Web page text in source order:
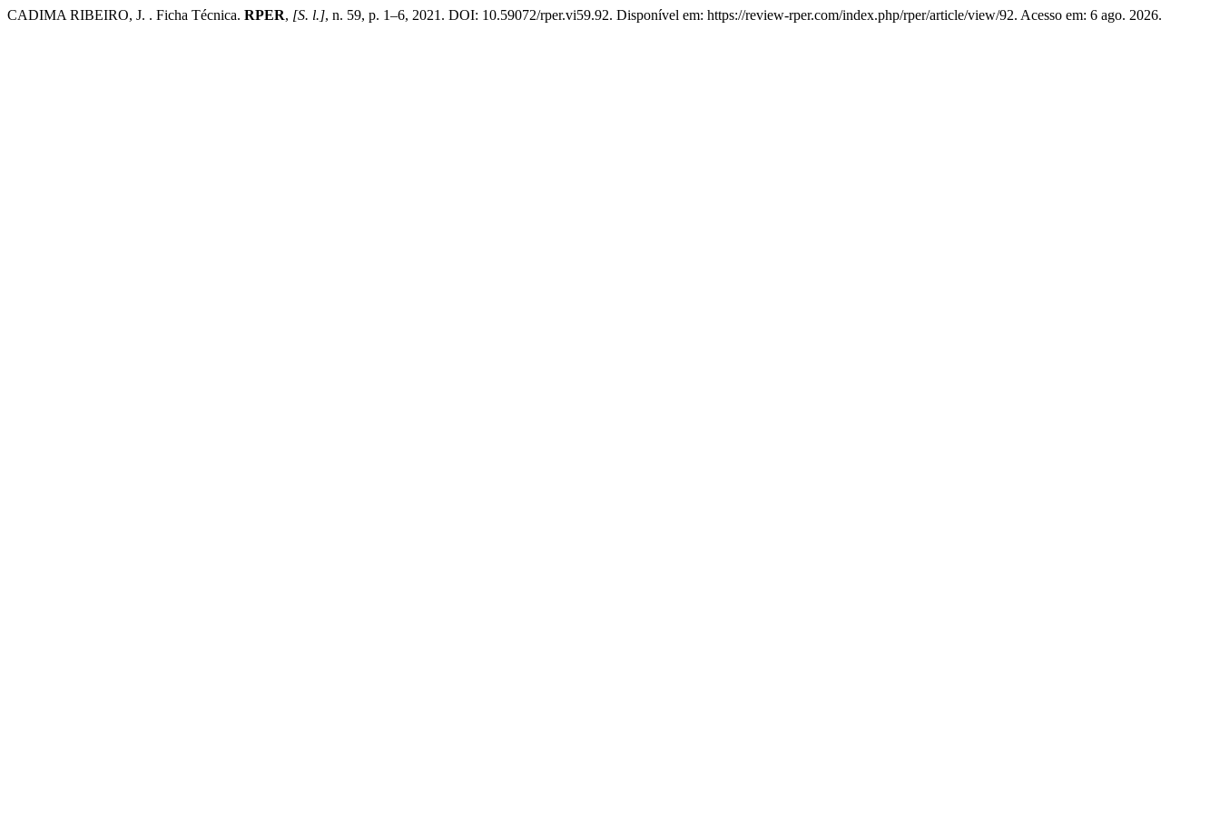
CADIMA RIBEIRO, J. . Ficha Técnica. RPER, [S. l.], n. 59, p. 1–6, 2021. DOI: 10.59072/rper.vi59.92. Disponível em: https://review-rper.com/index.php/rper/article/view/92. Acesso em: 6 ago. 2026.